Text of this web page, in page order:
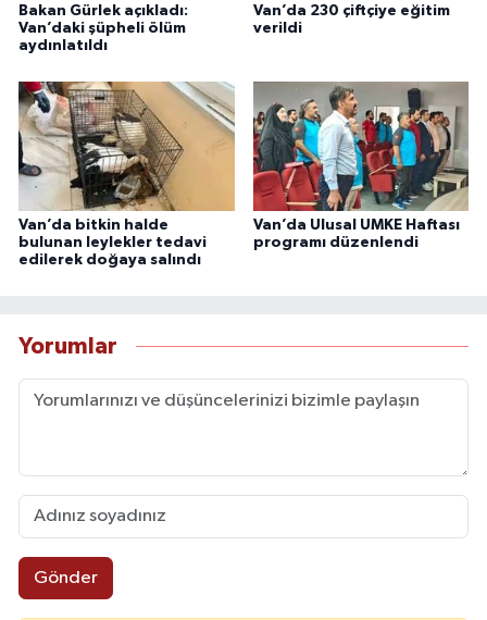
Bakan Gürlek açıkladı:
Van’daki şüpheli ölüm
aydınlatıldı
Van’da 230 çiftçiye eğitim
verildi
Van’da bitkin halde
bulunan leylekler tedavi
edilerek doğaya salındı
Van’da Ulusal UMKE Haftası
programı düzenlendi
Yorumlar
Gönder